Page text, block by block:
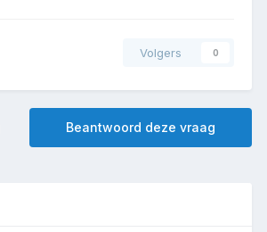
Volgers 0
Beantwoord deze vraag